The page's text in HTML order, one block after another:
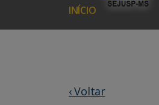
INÍCIO
‹ Voltar